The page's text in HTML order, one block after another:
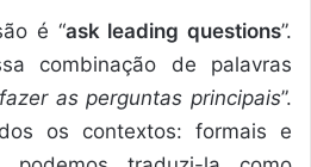
é “ask leading questions”.
combinação de palavras
fazer as perguntas principais”.
os contextos: formais e